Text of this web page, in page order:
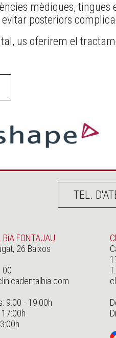
mèdiques,
posteriors
us oferirem el
TEL.
FONTAJAU
26 Baixos
00
9:00 - 19:00h